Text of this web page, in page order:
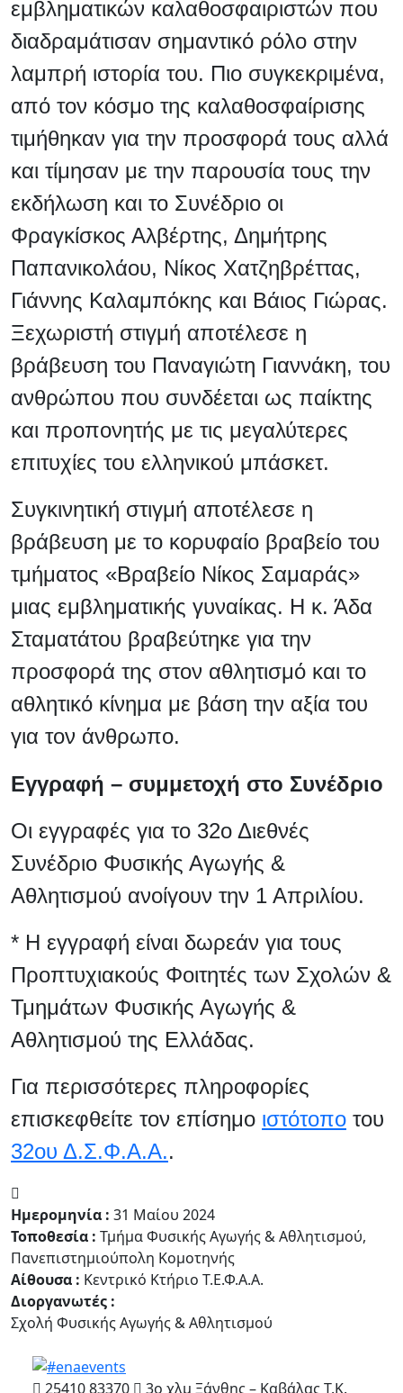
εμβληματικών καλαθοσφαιριστών που
διαδραμάτισαν σημαντικό ρόλο στην
λαμπρή ιστορία του. Πιο συγκεκριμένα,
από τον κόσμο της καλαθοσφαίρισης
τιμήθηκαν για την προσφορά τους αλλά
και τίμησαν με την παρουσία τους την
εκδήλωση και το Συνέδριο οι
Φραγκίσκος Αλβέρτης, Δημήτρης
Παπανικολάου, Νίκος Χατζηβρέττας,
Γιάννης Καλαμπόκης και Βάιος Γιώρας.
Ξεχωριστή στιγμή αποτέλεσε η
βράβευση του Παναγιώτη Γιαννάκη, του
ανθρώπου που συνδέεται ως παίκτης
και προπονητής με τις μεγαλύτερες
επιτυχίες του ελληνικού μπάσκετ.
Συγκινητική στιγμή αποτέλεσε η
βράβευση με το κορυφαίο βραβείο του
τμήματος «Βραβείο Νίκος Σαμαράς»
μιας εμβληματικής γυναίκας. Η κ. Άδα
Σταματάτου βραβεύτηκε για την
προσφορά της στον αθλητισμό και το
αθλητικό κίνημα με βάση την αξία του
για τον άνθρωπο.
Εγγραφή – συμμετοχή στο Συνέδριο
Οι εγγραφές για το 32ο Διεθνές
Συνέδριο Φυσικής Αγωγής &
Αθλητισμού ανοίγουν την 1 Απριλίου.
* Η εγγραφή είναι δωρεάν για τους
Προπτυχιακούς Φοιτητές των Σχολών &
Τμημάτων Φυσικής Αγωγής &
Αθλητισμού της Ελλάδας.
Για περισσότερες πληροφορίες
επισκεφθείτε τον επίσημο ιστότοπο του
32ου Δ.Σ.Φ.Α.Α..
Ημερομηνία : 31 Μαίου 2024
Τοποθεσία : Τμήμα Φυσικής Αγωγής & Αθλητισμού,
Πανεπιστημιούπολη Κομοτηνής
Αίθουσα : Κεντρικό Κτήριο Τ.Ε.Φ.Α.Α.
Διοργανωτές :
Σχολή Φυσικής Αγωγής & Αθλητισμού
25410 83370
3ο χλμ Ξάνθης – Καβάλας Τ.Κ.